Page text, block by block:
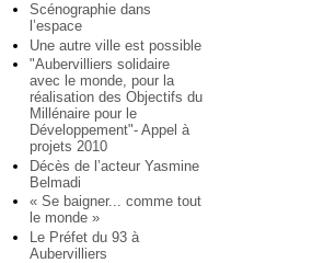
Scénographie dans
l’espace
Une autre ville est possible
"Aubervilliers solidaire
avec le monde, pour la
réalisation des Objectifs du
Millénaire pour le
Développement"- Appel à
projets 2010
Décès de l’acteur Yasmine
Belmadi
« Se baigner... comme tout
le monde »
Le Préfet du 93 à
Aubervilliers